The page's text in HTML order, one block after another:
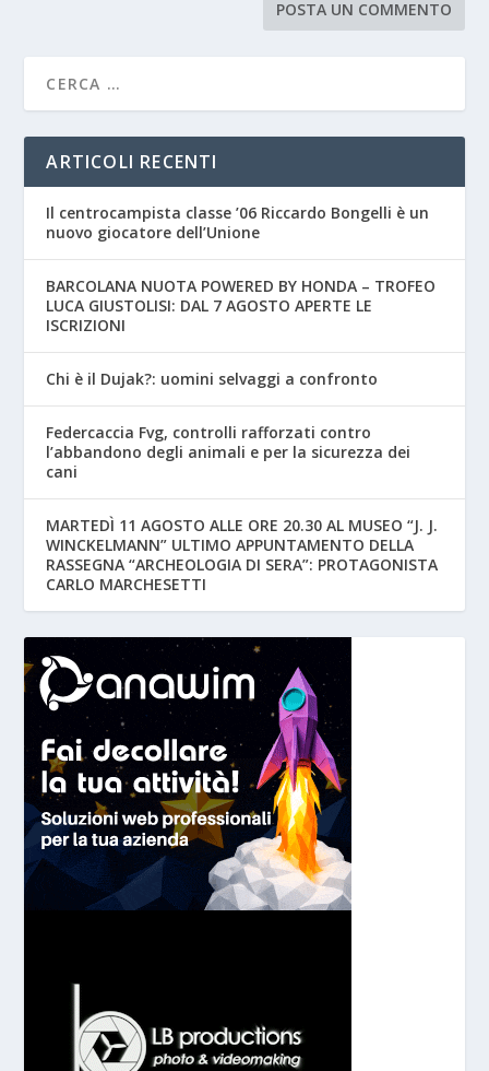
ARTICOLI RECENTI
Il centrocampista classe ’06 Riccardo Bongelli è un
nuovo giocatore dell’Unione
BARCOLANA NUOTA POWERED BY HONDA – TROFEO
LUCA GIUSTOLISI: DAL 7 AGOSTO APERTE LE
ISCRIZIONI
Chi è il Dujak?: uomini selvaggi a confronto
Federcaccia Fvg, controlli rafforzati contro
l’abbandono degli animali e per la sicurezza dei
cani
MARTEDÌ 11 AGOSTO ALLE ORE 20.30 AL MUSEO “J. J.
WINCKELMANN” ULTIMO APPUNTAMENTO DELLA
RASSEGNA “ARCHEOLOGIA DI SERA”: PROTAGONISTA
CARLO MARCHESETTI